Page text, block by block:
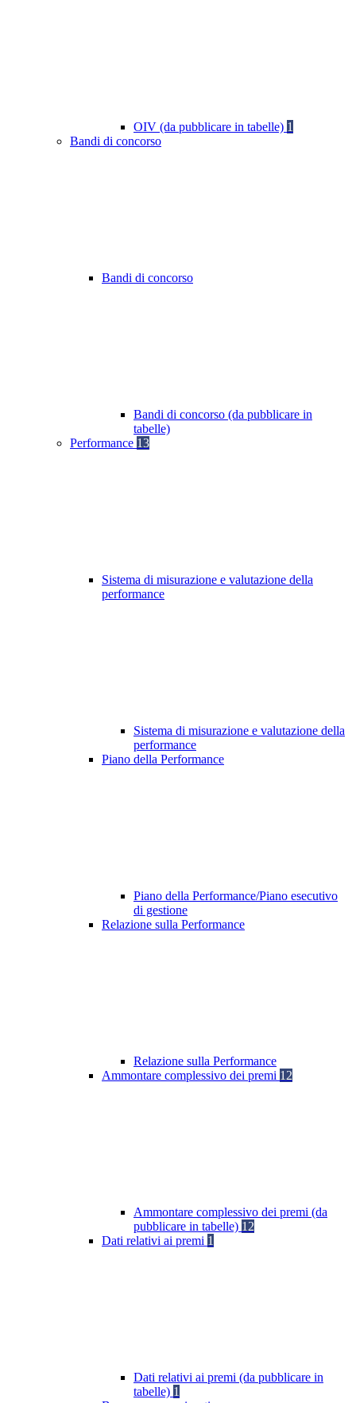
OIV (da pubblicare in tabelle) 1
Bandi di concorso
Bandi di concorso
Bandi di concorso (da pubblicare in
tabelle)
Performance 13
Sistema di misurazione e valutazione della
performance
Sistema di misurazione e valutazione della
performance
Piano della Performance
Piano della Performance/Piano esecutivo
di gestione
Relazione sulla Performance
Relazione sulla Performance
Ammontare complessivo dei premi 12
Ammontare complessivo dei premi (da
pubblicare in tabelle) 12
Dati relativi ai premi 1
Dati relativi ai premi (da pubblicare in
tabelle) 1